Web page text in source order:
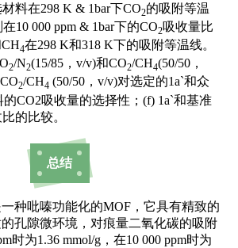
材料在298 K & 1bar下CO2的吸附等温
10 000 ppm & 1bar下的CO2吸收量比
4在298 K和318 K下的吸附等温线。
2/N2(15/85，v/v)和CO2/CH4(50/50，
2/CH4 (50/50，v/v)对选定的1a`和众
CO2吸收量的选择性；(f) 1a`和基准
的比较。
总结
种吡嗪功能化的MOF，它具有精致的
孔隙微环境，对痕量二氧化碳的吸附
时为1.36 mmol/g，在10 000 ppm时为